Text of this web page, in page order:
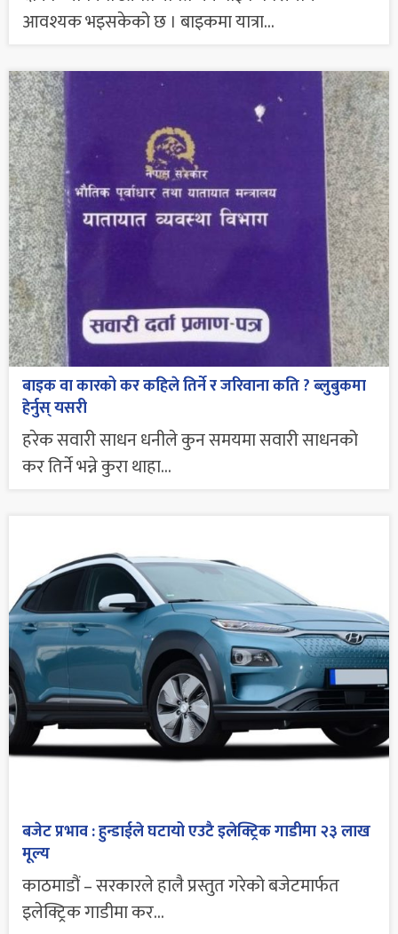
आवश्यक भइसकेको छ । बाइकमा यात्रा...
बाइक वा कारको कर कहिले तिर्ने र जरिवाना कति ? ब्लुबुकमा
हेर्नुस् यसरी
हरेक सवारी साधन धनीले कुन समयमा सवारी साधनको
कर तिर्ने भन्ने कुरा थाहा...
बजेट प्रभाव : हुन्डाईले घटायो एउटै इलेक्ट्रिक गाडीमा २३ लाख
मूल्य
काठमाडौं – सरकारले हालै प्रस्तुत गरेको बजेटमार्फत
इलेक्ट्रिक गाडीमा कर...